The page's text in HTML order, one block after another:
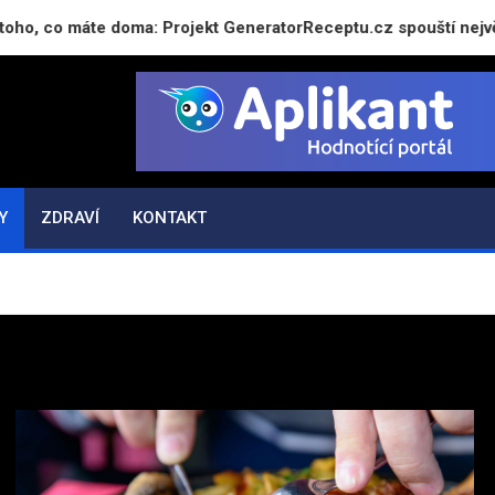
máte doma: Projekt GeneratorReceptu.cz spouští největší
ZDRAVÍ KONTAKT